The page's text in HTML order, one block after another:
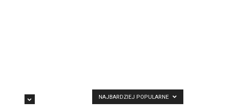
NAJBARDZIEJ POPULARNE